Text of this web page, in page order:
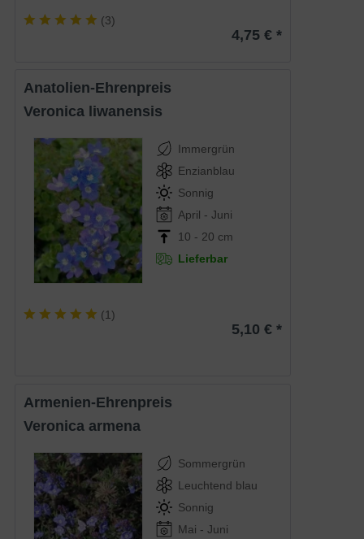
(3)
4,75 € *
Anatolien-Ehrenpreis
Veronica liwanensis
Immergrün
Enzianblau
Sonnig
April - Juni
10 - 20 cm
Lieferbar
(1)
5,10 € *
Armenien-Ehrenpreis
Veronica armena
Sommergrün
Leuchtend blau
Sonnig
Mai - Juni